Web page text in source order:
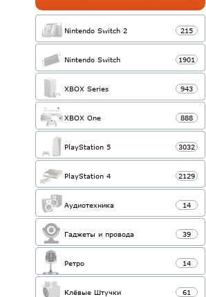
Nintendo Switch 2 215
Nintendo Switch 1901
XBOX Series 943
XBOX One 888
PlayStation 5 3032
PlayStation 4 2129
Аудиотехника 14
Гаджеты и провода 39
Ретро 14
Клёвые Штучки 61